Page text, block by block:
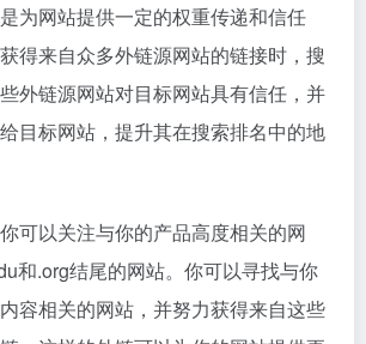
为网站提供一定的权重传递和信任
得来自众多外链源网站的链接时，搜
外链源网站对目标网站具有信任，并
目标网站，提升其在搜索排名中的地
可以关注与你的产品高度相关的网
和.org结尾的网站。你可以寻找与你
容相关的网站，并努力获得来自这些